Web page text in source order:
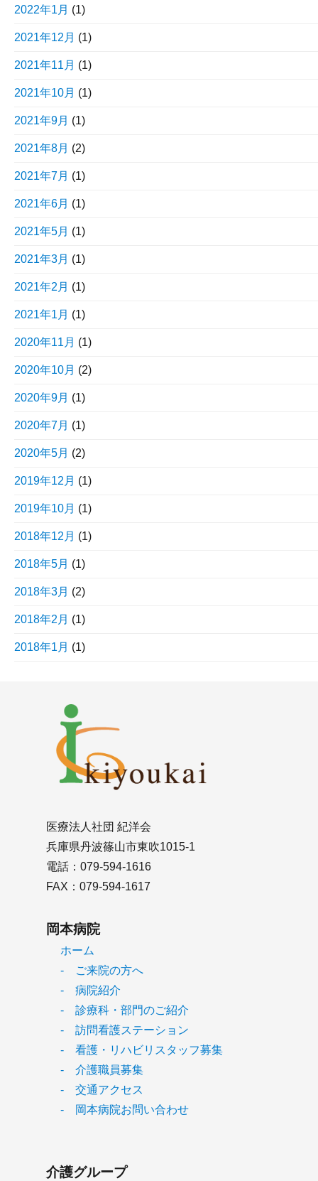
2022年1月 (1)
2021年12月 (1)
2021年11月 (1)
2021年10月 (1)
2021年9月 (1)
2021年8月 (2)
2021年7月 (1)
2021年6月 (1)
2021年5月 (1)
2021年3月 (1)
2021年2月 (1)
2021年1月 (1)
2020年11月 (1)
2020年10月 (2)
2020年9月 (1)
2020年7月 (1)
2020年5月 (2)
2019年12月 (1)
2019年10月 (1)
2018年12月 (1)
2018年5月 (1)
2018年3月 (2)
2018年2月 (1)
2018年1月 (1)
医療法人社団 紀洋会
兵庫県丹波篠山市東吹1015-1
電話：079-594-1616
FAX：079-594-1617
岡本病院
ホーム
- ご来院の方へ
- 病院紹介
- 診療科・部門のご紹介
- 訪問看護ステーション
- 看護・リハビリスタッフ募集
- 介護職員募集
- 交通アクセス
- 岡本病院お問い合わせ
介護グループ